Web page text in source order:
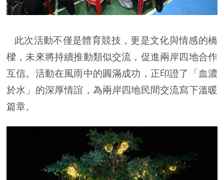
此次活動不僅是體育競技，更是文化與情感的橋
樑，未來將持續推動類似交流，促進兩岸四地合作
互信。活動在風雨中的圓滿成功，正印證了「血濃
於水」的深厚情誼，為兩岸四地民間交流寫下溫暖
篇章。